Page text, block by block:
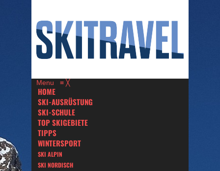
Menu ≡ ╳
HOME
SKI-AUSRÜSTUNG
SKI-SCHULE
TOP SKIGEBIETE
TIPPS
WINTERSPORT
SKI ALPIN
SKI NORDISCH